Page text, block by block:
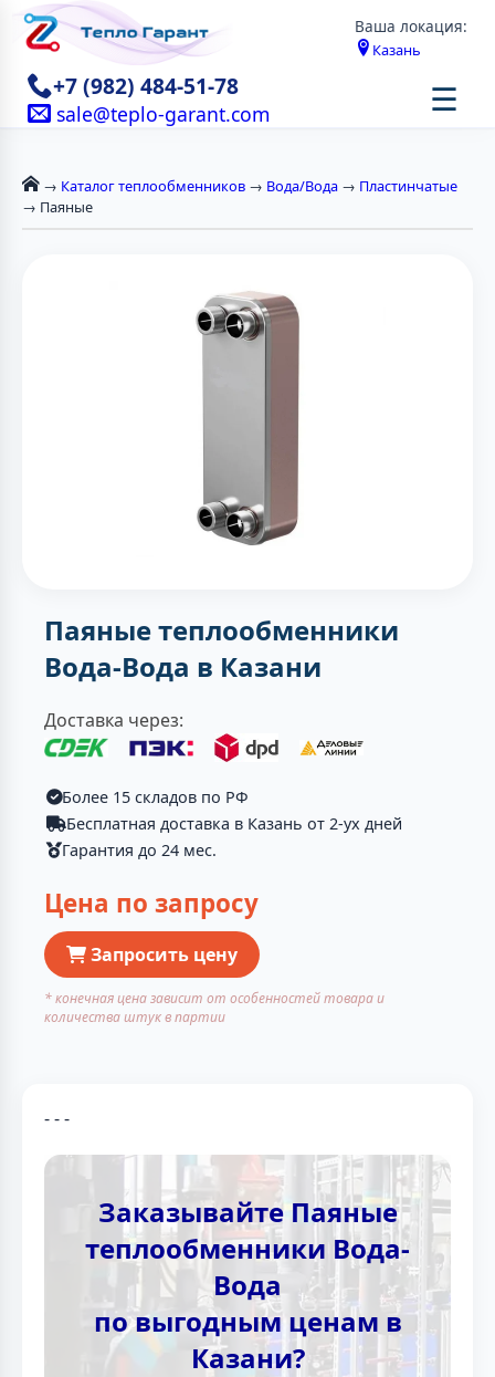
Ваша локация:
Казань
+7 (982) 484-51-78
sale@teplo-garant.com ☰
→ Каталог теплообменников → Вода/Вода → Пластинчатые
→ Паяные
Паяные теплообменники
Вода-Вода в Казани
Доставка через:
Более 15 складов по РФ
Бесплатная доставка в Казань от 2-ух дней
Гарантия до 24 мес.
Цена по запросу
Запросить цену
* конечная цена зависит от особенностей товара и
количества штук в партии
- - -
Заказывайте Паяные
теплообменники Вода-
Вода
по выгодным ценам в
Казани?